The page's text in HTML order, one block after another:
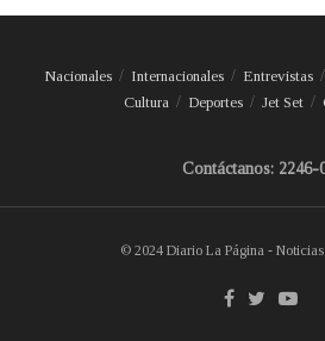
Nacionales Internacionales Entrevistas
Cultura
Deportes Jet Set
Contáctanos: 2246-
© 2024 Diario La Página -